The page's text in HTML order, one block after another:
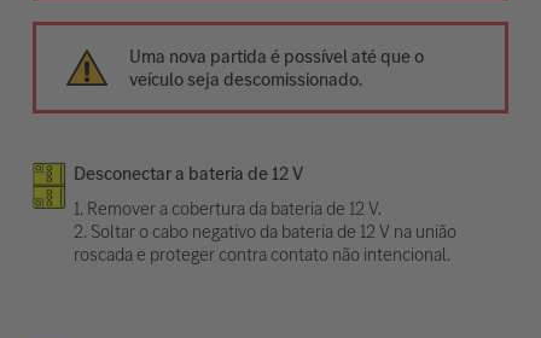
Uma nova partida é possível até que o
veículo seja descomissionado.
Desconectar a bateria de 12 V
1. Remover a cobertura da bateria de 12 V.
2. Soltar o cabo negativo da bateria de 12 V na união
roscada e proteger contra contato não intencional.